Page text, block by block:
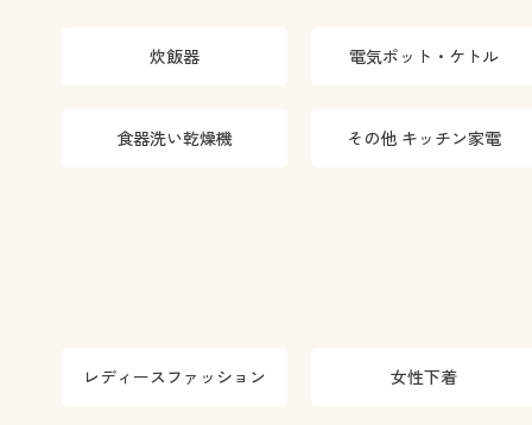
炊飯器 電気ポット・ケトル
食器洗い乾燥機 その他 キッチン家電
レディースファッション 女性下着